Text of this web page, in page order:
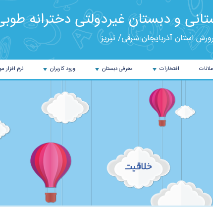
و دبستان غیردولتی دخترانه
استان آذربایجان شرقی/ تبریز
+
افتخارات
+
معرفی دبستان
+
ورود کاربران نرم افزار